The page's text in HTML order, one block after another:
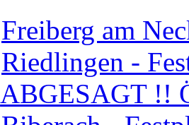
Freiberg am
Riedlingen -
ABGESAGT !!